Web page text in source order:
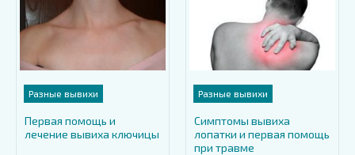
Разные вывихи
Первая помощь и
лечение вывиха ключицы
Разные вывихи
Симптомы вывиха
лопатки и первая помощь
при травме